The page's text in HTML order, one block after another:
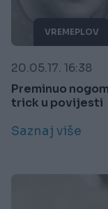
VREMEPLOV
20.05.17. 16:38
Preminuo
trick u povijesti
Saznaj više